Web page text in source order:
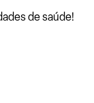
de saúde!